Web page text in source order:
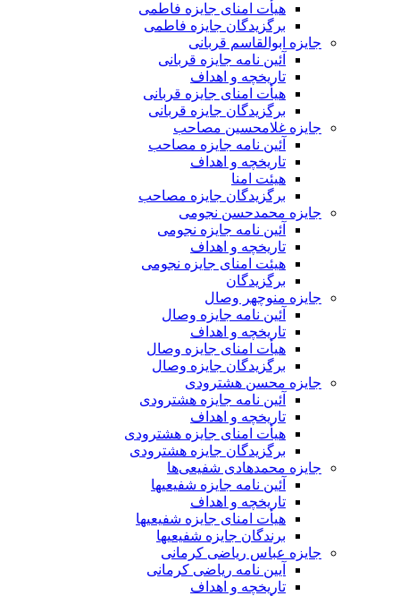
هیأت امنای جایزه فاطمی
برگزیدگان جایزه فاطمی
جایزه ابوالقاسم قربانی
آئین نامه جایزه قربانی
تاریخچه و اهداف
هیأت امنای جایزه قربانی
برگزیدگان جایزه قربانی
جایزه غلامحسین مصاحب
آئین نامه جایزه مصاحب
تاریخچه و اهداف
هیئت امنا
برگزیدگان جایزه مصاحب
جایزه محمدحسن نجومی
آئین نامه جایزه نجومی
تاریخچه و اهداف
هیئت امنای جایزه نجومی
برگزیدگان
جایزه منوچهر وصال
آئین نامه جایزه وصال
تاریخچه و اهداف
هیأت امنای جایزه وصال
برگزیدگان جایزه وصال
جایزه محسن هشترودی
آئین نامه جایزه هشترودی
تاریخچه و اهداف
هیأت امنای جایزه هشترودی
برگزیدگان جایزه هشترودی
جایزه محمدهادی شفیعی‌ها
آئین نامه جایزه شفیعیها
تاریخچه و اهداف
هیأت امنای جایزه شفیعیها
برندگان جایزه شفیعیها
جایزه عباس ریاضی کرمانی
آیین نامه ریاضی کرمانی
تاریخچه و اهداف